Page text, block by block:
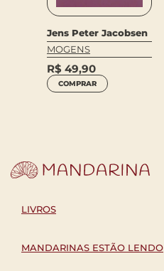
Jens Peter Jacobsen
MOGENS
R$ 49,90
COMPRAR
LIVROS
MANDARINAS ESTÃO LENDO